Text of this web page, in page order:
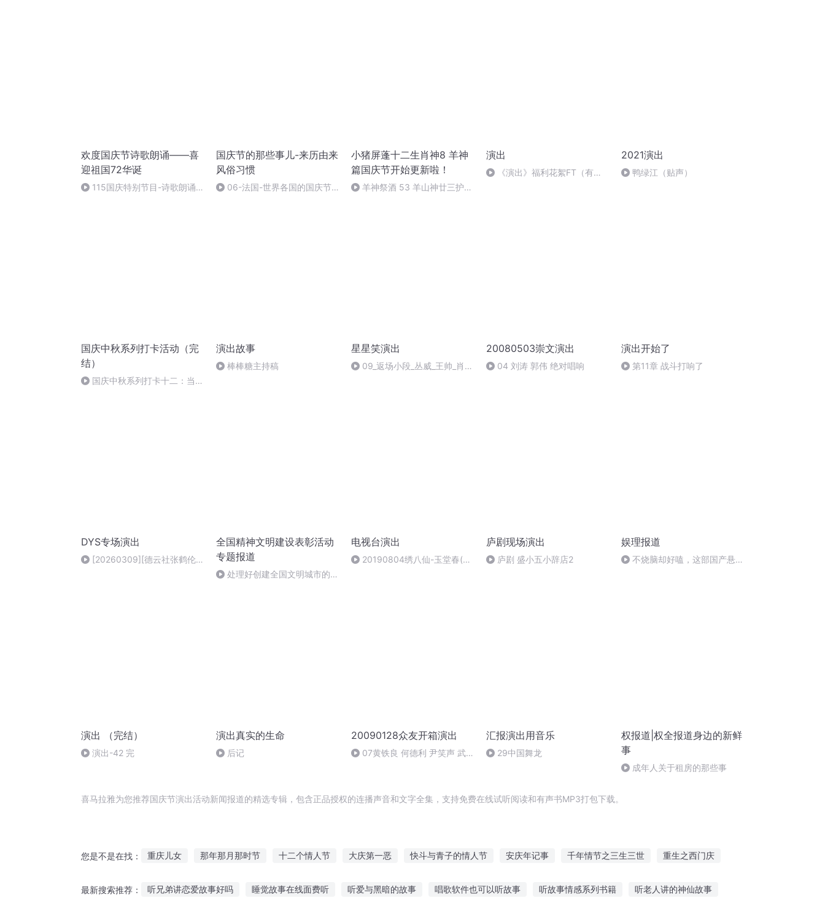
欢度国庆节诗歌朗诵——喜
迎祖国72华诞
115国庆特别节目-诗歌朗诵-
国庆节的那些事儿-来历由来
风俗习惯
06-法国-世界各国的国庆节-
小猪屏蓬十二生肖神8 羊神
篇国庆节开始更新啦！
羊神祭酒 53 羊山神廿三护祭
演出
《演出》福利花絮FT（有没
2021演出
鸭绿江（贴声）
国庆中秋系列打卡活动（完
结）
国庆中秋系列打卡十二：当阳
演出故事
棒棒糖主持稿
星星笑演出
09_返场小段_丛威_王帅_肖金
20080503崇文演出
04 刘涛 郭伟 绝对唱响
演出开始了
第11章 战斗打响了
DYS专场演出
[20260309][德云社张鹤伦
全国精神文明建设表彰活动
专题报道
处理好创建全国文明城市的四
电视台演出
20190804绣八仙-玉堂春(双
庐剧现场演出
庐剧 盛小五小辞店2
娱理报道
不烧脑却好嗑，这部国产悬疑
演出 （完结）
演出-42 完
演出真实的生命
后记
20090128众友开箱演出
07黄铁良 何德利 尹笑声 武
汇报演出用音乐
29中国舞龙
权报道|权全报道身边的新鲜
事
成年人关于租房的那些事
喜马拉雅为您推荐国庆节演出活动新闻报道的精选专辑，包含正品授权的连播声音和文字全集，支持免费在线试听阅读和有声书MP3打包下载。
您是不是在找： 重庆儿女 那年那月那时节 十二个情人节 大庆第一恶 快斗与青子的情人节 安庆年记事 千年情节之三生三世 重生之西门庆
最新搜索推荐： 听兄弟讲恋爱故事好吗 睡觉故事在线面费听 听爱与黑暗的故事 唱歌软件也可以听故事 听故事情感系列书籍 听老人讲的神仙故事